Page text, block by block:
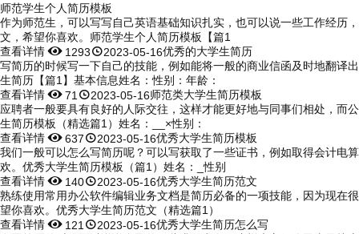
师范学生个人简历模板
作为师范生，可以写写自己英语基础知识扎实，也可以说一些工作经历
文，希望你喜欢。师范学生个人简历模板【篇1
查看详情 12932023-05-16优秀的大学生简历
写简历的时候写一下自己的技能，例如能将一般的商业信函及时地翻译
生简历【篇1】基本信息姓名：性别：年龄：
查看详情71 2023-05-16师范类大学生简历模板
应聘者一般要具有良好的人际交往，这样才能更好地与同事们相处，而
生简历模板（精选篇1）姓名：__×性别：
查看详情6372023-05-16优秀大学生简历模板
我们一般可以怎么写简历呢？可以写获取了一些证书，例如取得会计电
欢。优秀大学生简历模板（篇1）姓名：_性别
查看详情 1402023-05-16优秀大学生简历范文
熟练使用常用办公软件编辑业务文档是简历必备的一项技能，因为现在
望你喜欢。优秀大学生简历范文（精选篇1）
查看详情 121 2023-05-16优秀大学生简历怎么写